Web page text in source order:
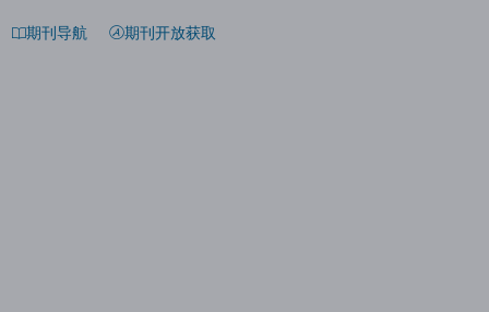
期刊导航 期刊开放获取